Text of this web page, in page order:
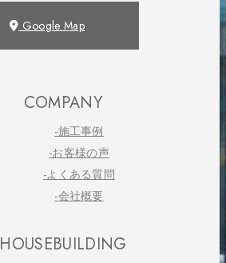
Google Map
COMPANY
-施工事例
-お客様の声
-よくある質問
-会社概要
HOUSEBUILDING